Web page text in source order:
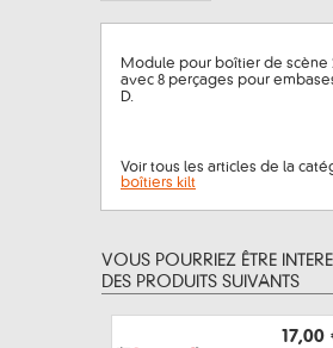
Module pour boîtier de scène
avec 8 perçages pour
D.
Voir tous les articles de la
boîtiers kilt
VOUS POURRIEZ ÊTRE
DES PRODUITS SUIVANTS
17,00